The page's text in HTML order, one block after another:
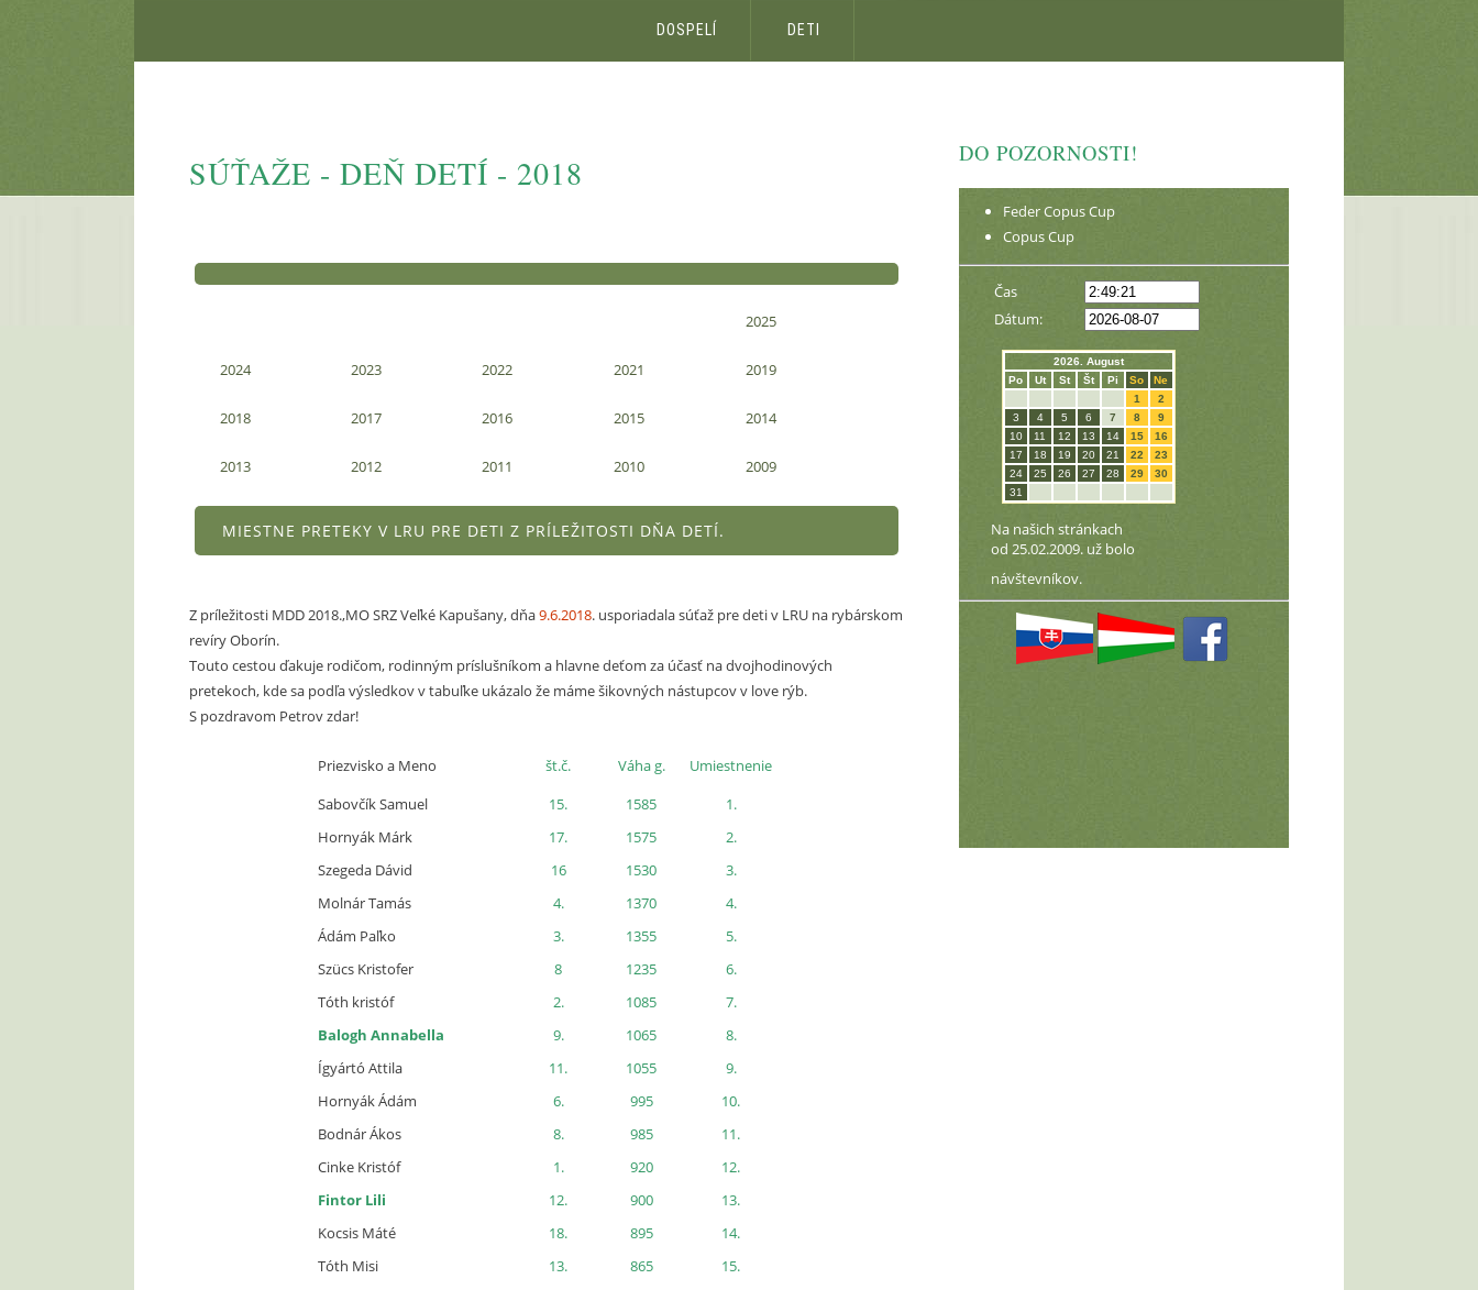
DOSPELÍ DETI
SÚŤAŽE - DEŇ DETÍ - 2018
2025
2024 2023 2022 2021 2019
2018 2017 2016 2015 2014
2013 2012 2011 2010 2009
MIESTNE PRETEKY V LRU PRE DETI Z PRÍLEŽITOSTI DŇA DETÍ.
Z príležitosti MDD 2018.,MO SRZ Veľké Kapušany, dňa9.6.2018. usporiadala súťaž pre deti v LRU na rybárskom
revíry Oborín.
Touto cestou ďakuje rodičom, rodinným príslušníkom a hlavne deťom za účasť na dvojhodinových
pretekoch, kde sa podľa výsledkov v tabuľke ukázalo že máme šikovných nástupcov v love rýb.
S pozdravom Petrov zdar!
Priezvisko a Meno št.č. Váha g.
Umiestnenie
Sabovčík Samuel
15. 1585
1.
Hornyák Márk
17. 1575
2.
Szegeda Dávid
16 1530
3.
Molnár Tamás
4. 1370
4.
Ádám Paľko
3. 1355
5.
Szücs Kristofer
8 1235
6.
Tóth kristóf
2. 1085
7.
Balogh Annabella
9. 1065
8.
Ígyártó Attila
11. 1055
9.
Hornyák Ádám
6. 995
10.
Bodnár Ákos
8. 985
11.
Cinke Kristóf
1. 920
12.
Fintor Lili
12. 900
13.
Kocsis Máté
18. 895
14.
Tóth Misi
13. 865
15.
DO POZORNOSTI!